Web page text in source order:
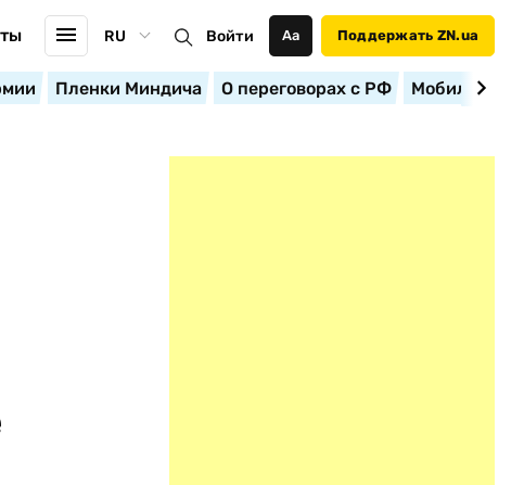
RU Войти Аа Поддержать ZN.ua
Пленки Миндича О переговорах с РФ